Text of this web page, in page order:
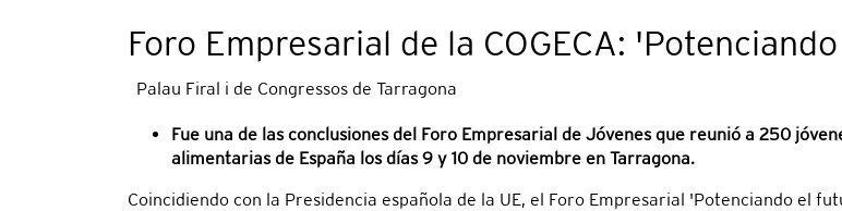
Foro Empresarial de la COGECA:
Palau Firal i de Congressos de Tarragona
Fue una de las conclusiones del Foro Empresarial de Jóvenes que reunió a 250
alimentarias de España los días 9 y 10 de noviembre en Tarragona.
Coincidiendo con la Presidencia española de la UE, el Foro Empresarial 'Potenciando el